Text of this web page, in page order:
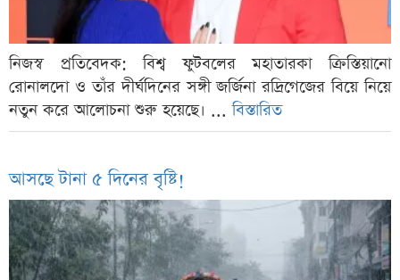
নিজস্ব প্রতিবেদক: বিশ্ব ফুটবলের মহাতারকা ক্রিস্তিয়ানো
রোনালদো ও তাঁর দীর্ঘদিনের সঙ্গী জর্জিনা রদ্রিগেজের বিয়ে নিয়ে
নতুন করে আলোচনা শুরু হয়েছে। ...বিস্তারিত
আসছে টানা ৫ দিনের বৃষ্টি!